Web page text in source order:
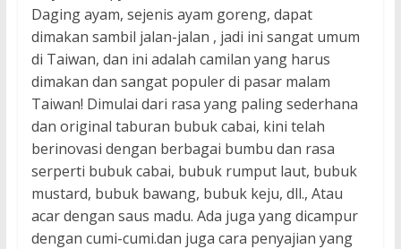
Daging ayam, sejenis ayam goreng, dapat
dimakan sambil jalan-jalan , jadi ini sangat umum
di Taiwan, dan ini adalah camilan yang harus
dimakan dan sangat populer di pasar malam
Taiwan! Dimulai dari rasa yang paling sederhana
dan original taburan bubuk cabai, kini telah
berinovasi dengan berbagai bumbu dan rasa
serperti bubuk cabai, bubuk rumput laut, bubuk
mustard, bubuk bawang, bubuk keju, dll., Atau
acar dengan saus madu. Ada juga yang dicampur
dengan cumi-cumi.dan juga cara penyajian yang